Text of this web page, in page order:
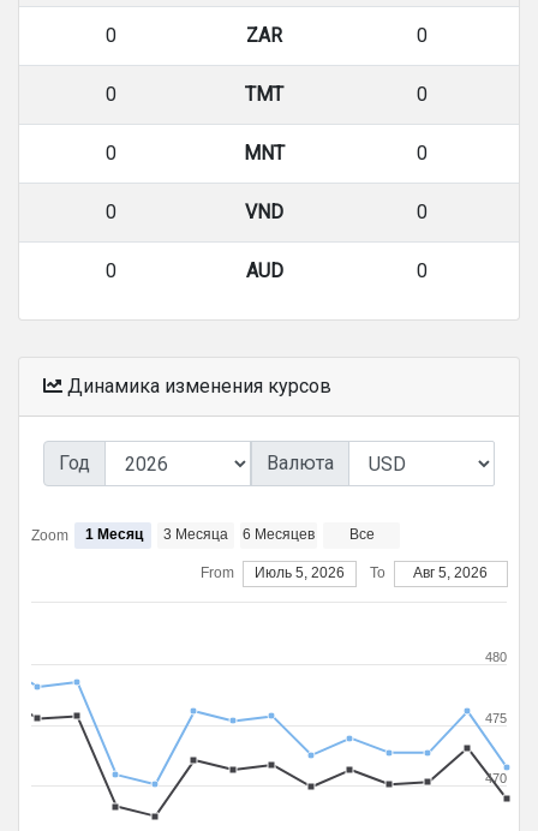
0 ZAR 0
0 TMT 0
0 MNT 0
0 VND 0
0 AUD 0
Динамика изменения курсов
Год Валюта
Zoom 1 Месяц 3 Месяца 6 Месяцев Все
From Июль 5, 2026 To Авг 5, 2026
470
475
480